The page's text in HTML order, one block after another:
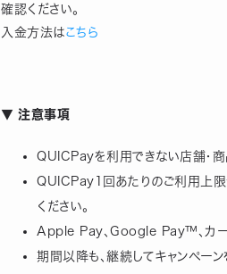
確認ください。　　　　　　　　　　
入金方法はこちら
▼ 注意事項
QUICPayを利用できない店舗・商
QUICPay1回あたりのご利用上限
ください。
Apple Pay、Google Pay™、カー
期間以降も、継続してキャンペー